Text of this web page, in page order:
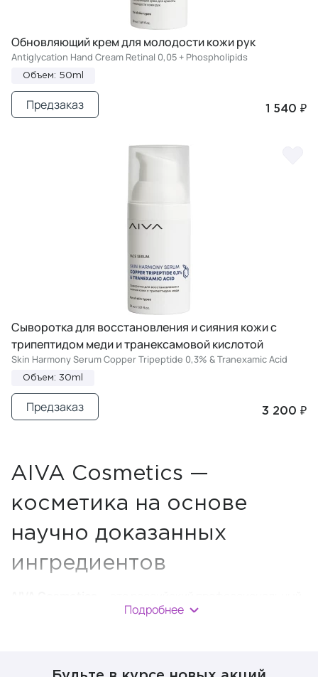
Обновляющий крем для молодости кожи рук
Antiglycation Hand Cream Retinal 0,05 + Phospholipids
Объем: 50ml
1 540 ₽
Предзаказ
Сыворотка для восстановления и сияния кожи с
трипептидом меди и транексамовой кислотой
Skin Harmony Serum Copper Tripeptide 0,3% & Tranexamic Acid
Объем: 30ml
3 200 ₽
Предзаказ
AIVA Cosmetics —
косметика на основе
научно доказанных
ингредиентов
бренд уходовой косметики, основанный в 2019 году в
Подробнее